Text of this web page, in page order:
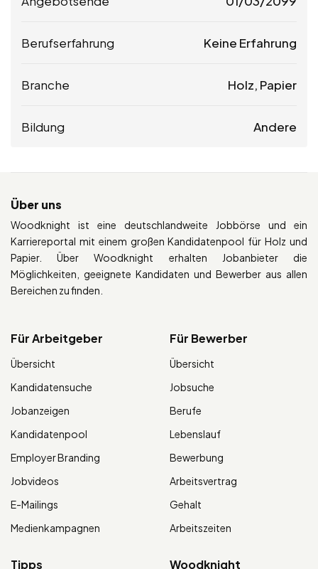
Berufserfahrung Keine Erfahrung
Branche Holz, Papier
Bildung Andere
Über uns
Woodknight ist eine deutschlandweite Jobbörse und ein
Karriereportal mit einem großen Kandidatenpool für Holz und
Papier. Über Woodknight erhalten Jobanbieter die
Möglichkeiten, geeignete Kandidaten und Bewerber aus allen
Bereichen zu finden.
Für Arbeitgeber
Übersicht
Kandidatensuche
Jobanzeigen
Kandidatenpool
Employer Branding
Jobvideos
E-Mailings
Medienkampagnen
Für Bewerber
Übersicht
Jobsuche
Berufe
Lebenslauf
Bewerbung
Arbeitsvertrag
Gehalt
Arbeitszeiten
Tipps Woodknight